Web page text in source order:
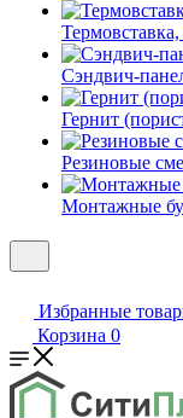
Сэндвич-
Гернит
Резиновые
Монтажные
Избранные
Корзина 0